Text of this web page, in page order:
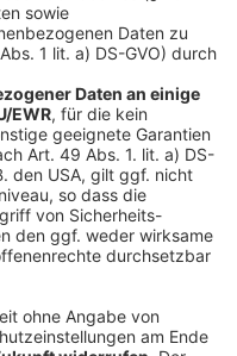
Ihre
YouTube
laden!
Service eines
kann
Sie die
Sie der